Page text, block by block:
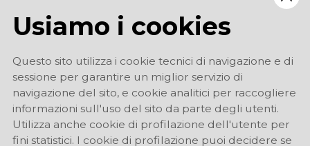
Usiamo i cookies
Questo sito utilizza i cookie tecnici di navigazione e di
sessione per garantire un miglior servizio di
navigazione del sito, e cookie analitici per raccogliere
informazioni sull'uso del sito da parte degli utenti.
Utilizza anche cookie di profilazione dell'utente per
fini statistici. I cookie di profilazione puoi decidere se